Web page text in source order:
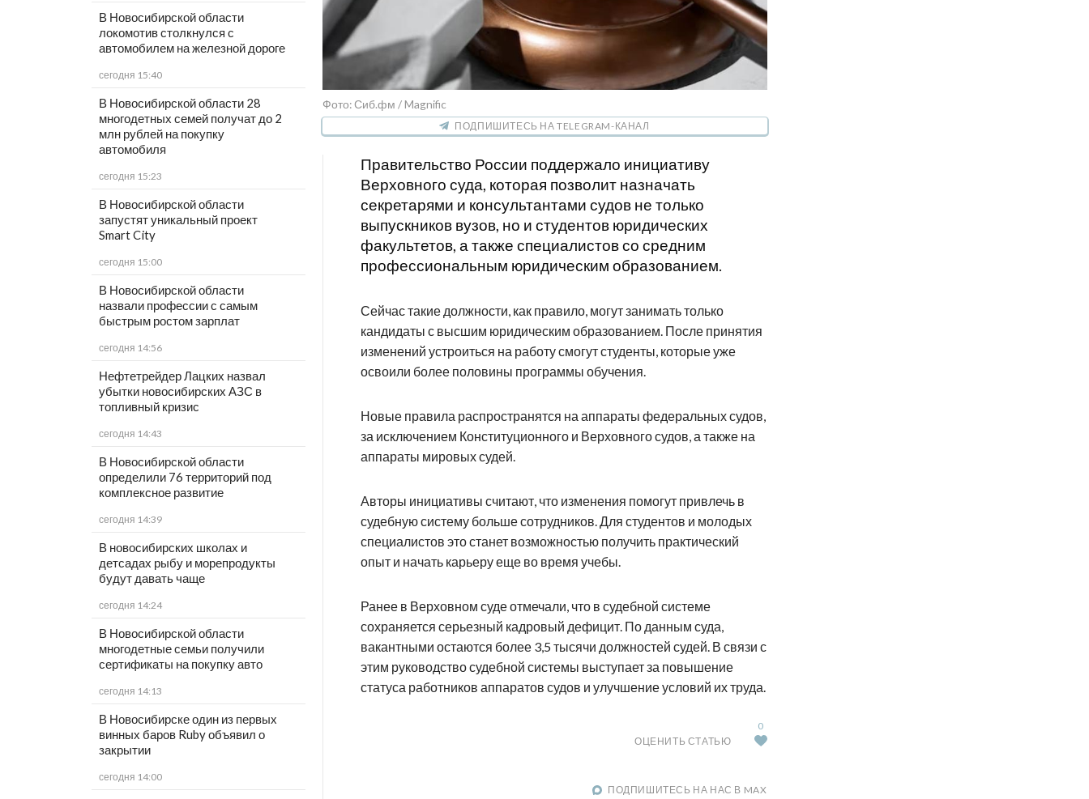
В Новосибирской области
локомотив столкнулся с
автомобилем на железной дороге
сегодня 15:40
В Новосибирской области 28
многодетных семей получат до 2
млн рублей на покупку
автомобиля
сегодня 15:23
В Новосибирской области
запустят уникальный проект
Smart City
сегодня 15:00
В Новосибирской области
назвали профессии с самым
быстрым ростом зарплат
сегодня 14:56
Нефтетрейдер Лацких назвал
убытки новосибирских АЗС в
топливный кризис
сегодня 14:43
В Новосибирской области
определили 76 территорий под
комплексное развитие
сегодня 14:39
В новосибирских школах и
детсадах рыбу и морепродукты
будут давать чаще
сегодня 14:24
В Новосибирской области
многодетные семьи получили
сертификаты на покупку авто
сегодня 14:13
В Новосибирске один из первых
винных баров Ruby объявил о
закрытии
сегодня 14:00
Фото: Сиб.фм / Magnific
ПОДПИШИТЕСЬ НА TELEGRAM-КАНАЛ
Правительство России поддержало инициативу
Верховного суда, которая позволит назначать
секретарями и консультантами судов не только
выпускников вузов, но и студентов юридических
факультетов, а также специалистов со средним
профессиональным юридическим образованием.
Сейчас такие должности, как правило, могут занимать только
кандидаты с высшим юридическим образованием. После принятия
изменений устроиться на работу смогут студенты, которые уже
освоили более половины программы обучения.
Новые правила распространятся на аппараты федеральных судов,
за исключением Конституционного и Верховного судов, а также на
аппараты мировых судей.
Авторы инициативы считают, что изменения помогут привлечь в
судебную систему больше сотрудников. Для студентов и молодых
специалистов это станет возможностью получить практический
опыт и начать карьеру еще во время учебы.
Ранее в Верховном суде отмечали, что в судебной системе
сохраняется серьезный кадровый дефицит. По данным суда,
вакантными остаются более 3,5 тысячи должностей судей. В связи с
этим руководство судебной системы выступает за повышение
статуса работников аппаратов судов и улучшение условий их труда.
ОЦЕНИТЬ СТАТЬЮ
0
ПОДПИШИТЕСЬ НА НАС В MAX